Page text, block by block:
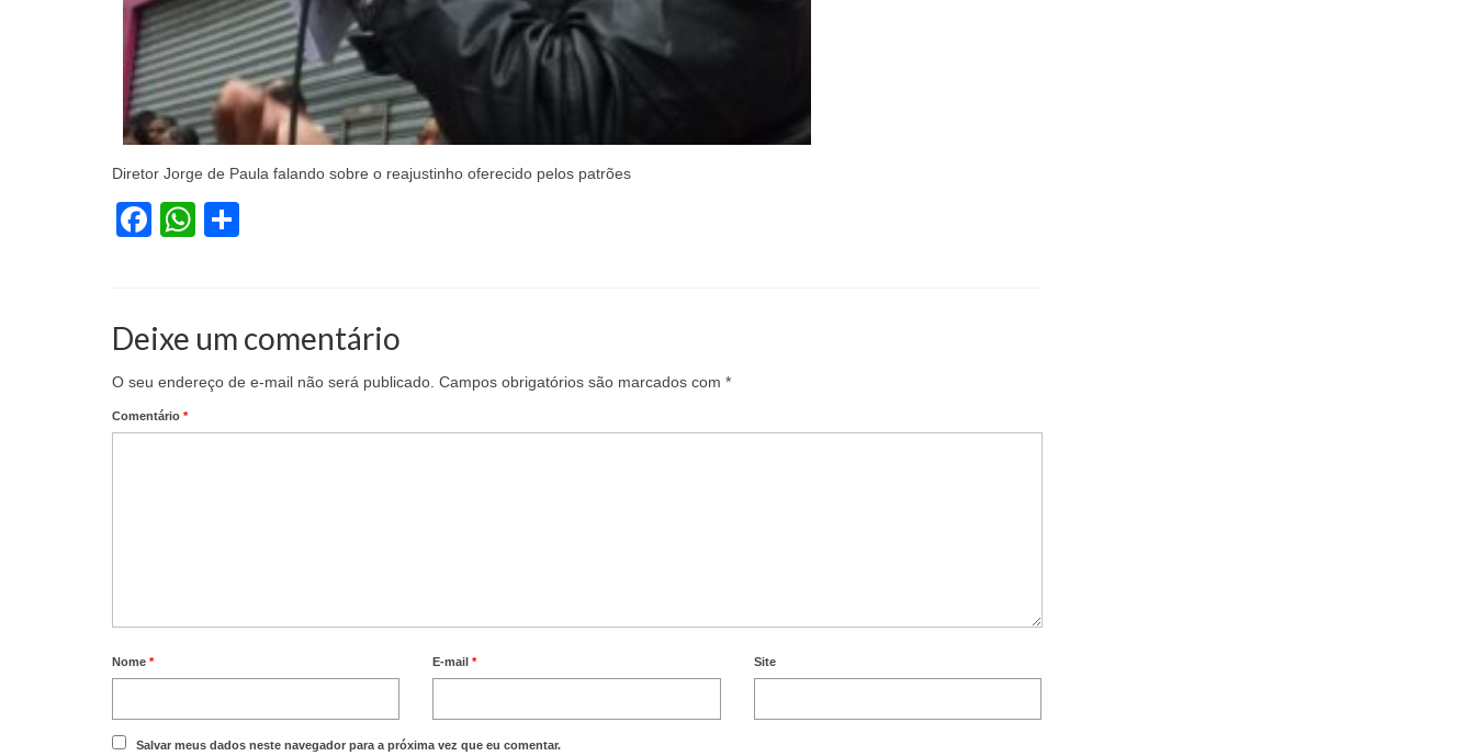
Diretor Jorge de Paula falando sobre o reajustinho oferecido pelos patrões
Facebook
WhatsApp
Deixe um comentário
O seu endereço de e-mail não será publicado. Campos obrigatórios são marcados com *
Comentário *
Nome * E-mail* Site
Salvar meus dados neste navegador para a próxima vez que eu comentar.